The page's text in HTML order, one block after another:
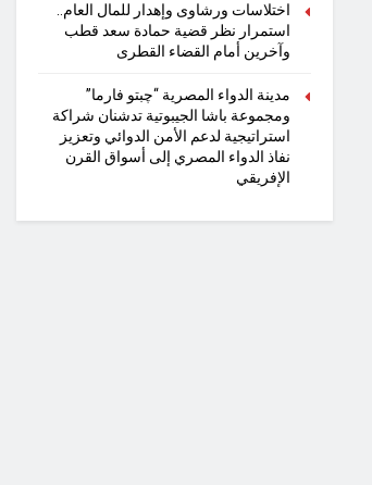
اختلاسات ورشاوى وإهدار للمال العام..
استمرار نظر قضية حمادة سعد قطب
وآخرين أمام القضاء القطرى
مدينة الدواء المصرية “چبتو فارما”
ومجموعة باشا الجيبوتية تدشنان شراكة
استراتيجية لدعم الأمن الدوائي وتعزيز
نفاذ الدواء المصري إلى أسواق القرن
الإفريقي